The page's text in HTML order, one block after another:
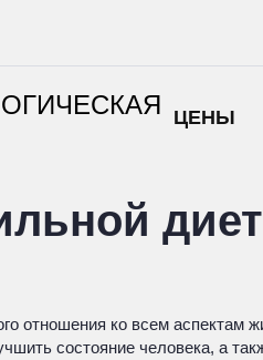
ЦЕНЫ
отношения ко всем
состояние человека, а